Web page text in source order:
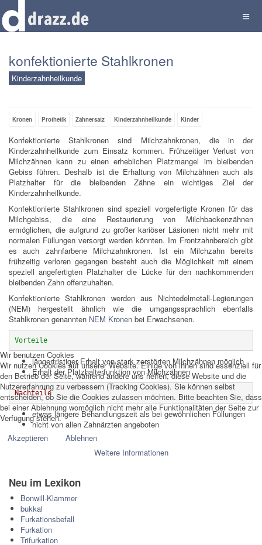
konfektionierte Stahlkronen
Kinderzahnheilkunde
Kronen Prothetik Zahnersatz Kinderzahnheilkunde Kinder
Konfektionierte Stahlkronen sind Milchzahnkronen, die in der
Kinderzahnheilkunde zum Einsatz kommen. Frühzeitiger Verlust von
Milchzähnen kann zu einen erheblichen Platzmangel im bleibenden
Gebiss führen. Deshalb ist die Erhaltung von Milchzähnen auch als
Platzhalter für die bleibenden Zähne ein wichtiges Ziel der
Kinderzahnheilkunde.
Konfektionierte Stahlkronen sind speziell vorgefertigte Kronen für das
Milchgebiss, die eine Restaurierung von Milchbackenzähnen
ermöglichen, die aufgrund zu großer kariöser Läsionen nicht mehr mit
normalen Füllungen versorgt werden könnten. Im Frontzahnbereich gibt
es auch zahnfarbene Milchzahnkronen. Ist ein Milchzahn bereits
frühzeitig verloren gegangen besteht auch die Möglichkeit mit einem
speziell angefertigten Platzhalter die Lücke für den nachkommenden
bleibenden Zahn offenzuhalten.
Konfektionierte Stahlkronen werden aus Nichtedelmetall-Legierungen
(NEM) hergestellt ähnlich wie die umgangssprachlich ebenfalls
Stahlkronen genannten NEM Kronen bei Erwachsenen.
Vorteile
längerfristiger Erhalt von stark zerstörten Milchzähnen möglich
Erhalt der Platzhalterfunktion von Milchzähnen
Nachteile
etwas längere Behandlungszeit als bei gewöhnlichen Füllungen
nicht von allen Zahnärzten angeboten
Neu im Lexikon
Bonwill-Klammer
bukkal
Furkationsbefall
Furkation
Trifurkation
Wir benutzen Cookies
Wir nutzen Cookies auf unserer Website. Einige von ihnen sind essenziell für
den Betrieb der Seite, während andere uns helfen, diese Website und die
Nutzererfahrung zu verbessern (Tracking Cookies). Sie können selbst
entscheiden, ob Sie die Cookies zulassen möchten. Bitte beachten Sie, dass
bei einer Ablehnung womöglich nicht mehr alle Funktionalitäten der Seite zur
Verfügung stehen.
Akzeptieren
Ablehnen
Weitere Informationen